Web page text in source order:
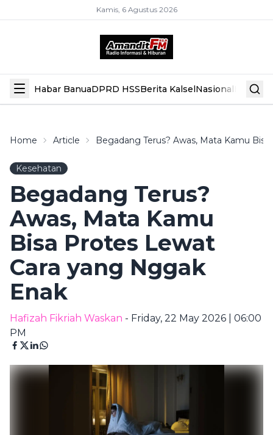
Kamis, 6 Agustus 2026
Habar BanuaDPRD HSSBerita KalselNasional Hiburan
Home Article Begadang Terus? Awas, Mata Kamu
Kesehatan
Begadang Terus?
Awas, Mata Kamu
Bisa Protes Lewat
Cara yang Nggak
Enak
Hafizah Fikriah Waskan - Friday, 22 May 2026 | 06:00
PM